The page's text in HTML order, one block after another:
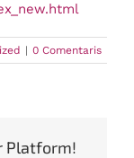
| 0 Comentaris
Platform!